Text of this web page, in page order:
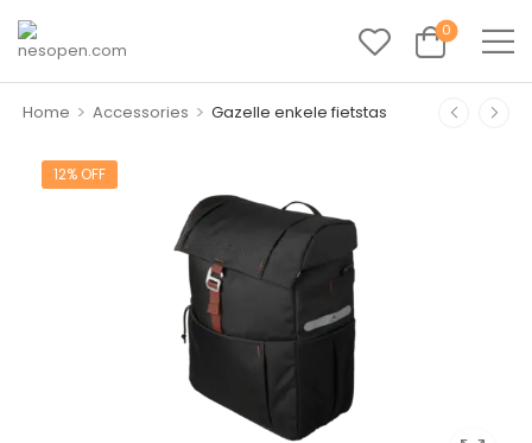
0
Home > Accessories > Gazelle enkele fietstas
12% OFF